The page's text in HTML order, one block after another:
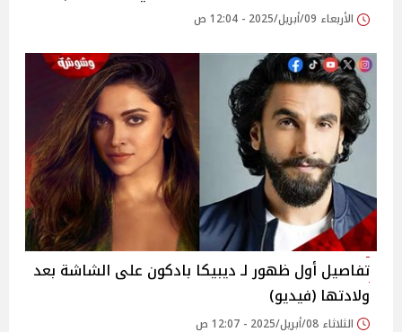
الأربعاء 09/أبريل/2025 - 12:04 ص
تفاصيل أول ظهور لـ ديبيكا بادكون على الشاشة بعد
ولادتها (فيديو)
الثلاثاء 08/أبريل/2025 - 12:07 ص